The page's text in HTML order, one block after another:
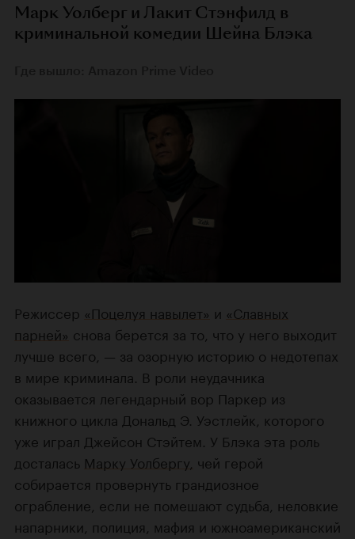
Марк Уолберг и Лакит Стэнфилд в
криминальной комедии Шейна Блэка
Режиссер «Поцелуя навылет» и «Славных
парней» снова берется за то, что у него выходит
лучше всего, — за озорную историю о недотепах
в мире криминала. В роли неудачника
оказывается легендарный вор Паркер из
книжного цикла Дональд Э. Уэстлейк, которого
уже играл Джейсон Стэйтем. У Блэка эта роль
досталась Марку Уолбергу, чей герой
собирается провернуть грандиозное
ограбление, если не помешают судьба, неловкие
напарники, полиция, мафия и южноамериканский